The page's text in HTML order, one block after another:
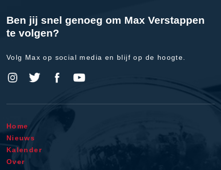
Ben jij snel genoeg om Max Verstappen
te volgen?
Volg Max op social media en blijf op de hoogte.
Home
Nieuws
Kalender
Over